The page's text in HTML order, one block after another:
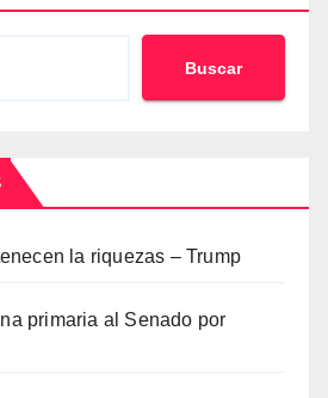
Buscar
la riquezas – Trump
primaria al Senado por